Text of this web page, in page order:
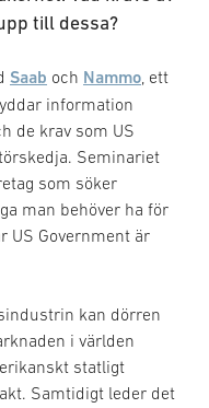
till dessa?
Saab och Nammo , ett
information
de krav som US
Seminariet
som söker
man behöver ha för
US Government är
kan dörren
i världen
statligt
Samtidigt leder det